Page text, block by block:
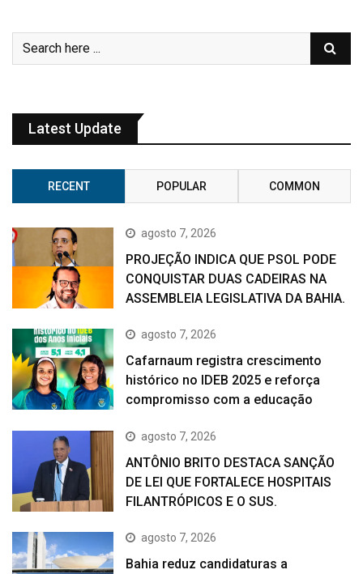
Latest Update
RECENT POPULAR COMMON
agosto 7, 2026
PROJEÇÃO INDICA QUE PSOL PODE
CONQUISTAR DUAS CADEIRAS NA
ASSEMBLEIA LEGISLATIVA DA BAHIA.
agosto 7, 2026
Cafarnaum registra crescimento
histórico no IDEB 2025 e reforça
compromisso com a educação
agosto 7, 2026
ANTÔNIO BRITO DESTACA SANÇÃO
DE LEI QUE FORTALECE HOSPITAIS
FILANTRÓPICOS E O SUS.
agosto 7, 2026
Bahia reduz candidaturas a